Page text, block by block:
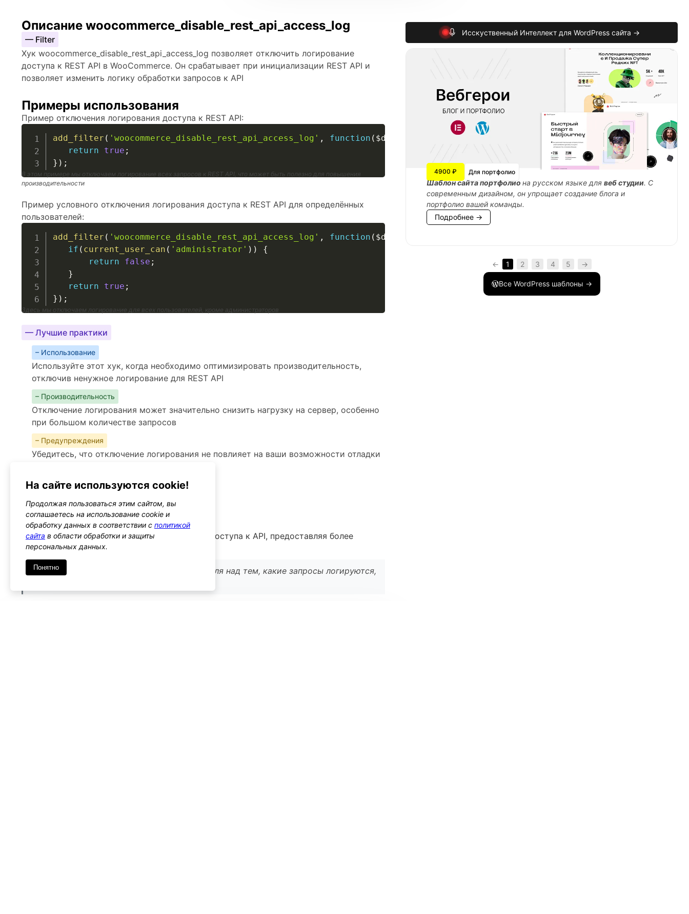
Описание woocommerce_disable_rest_api_access_log
— Filter
Хук woocommerce_disable_rest_api_access_log позволяет отключить логирование
доступа к REST API в WooCommerce. Он срабатывает при инициализации REST API и
позволяет изменить логику обработки запросов к API
Примеры использования
Пример отключения логирования доступа к REST API:
add_filter ( 'woocommerce_disable_rest_api_access_log' , function ( $disable_logging)
return
true ;
} ) ;
В этом примере мы отключаем логирование всех запросов к REST API, что может быть полезно для повышения
производительности
Пример условного отключения логирования доступа к REST API для определённых
пользователей:
add_filter ( 'woocommerce_disable_rest_api_access_log' , function ( $disable_logging
if ( current_user_can ( 'administrator' ) )
{
return
false ;
}
return
true ;
} ) ;
Здесь мы отключаем логирование для всех пользователей, кроме администраторов
— Лучшие практики
– Использование
Используйте этот хук, когда необходимо оптимизировать производительность,
отключив ненужное логирование для REST API
– Производительность
Отключение логирования может значительно снизить нагрузку на сервер, особенно
при большом количестве запросов
– Предупреждения
Убедитесь, что отключение логирования не повлияет на ваши возможности отладки
Альтернативы
woocommerce_api_logging
Тип: filter
Этот хук позволяет управлять логированием доступа к API, предоставляя более
детальную настройку
Используйте его, если хотите больше контроля над тем, какие запросы логируются,
Исскуственный Интеллект для WordPress сайта →
4900 ₽ Для портфолио
Шаблон сайта портфолиона русском языке длявеб студии. С
современным дизайном, он упрощает создание блога и
портфолио вашей команды.
Подробнее →
← 1 2 3 4 5 →
Все WordPress шаблоны →
На сайте используются cookie!
Продолжая пользоваться этим сайтом, вы
соглашаетесь на использование cookie и
обработку данных в соответствии с политикой
сайта в области обработки и защиты
персональных данных.
Понятно